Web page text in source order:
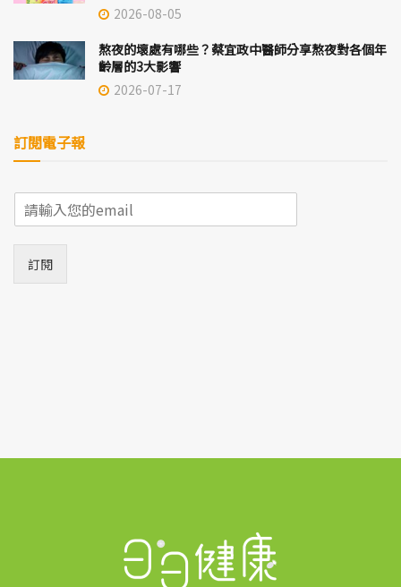
2026-08-05
熬夜的壞處有哪些？蔡宜政中醫師分享熬夜對各個年
齡層的3大影響
2026-07-17
訂閱電子報
E
m
*
訂閱